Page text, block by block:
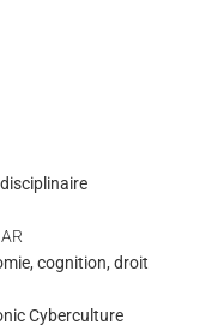
AR
cognition, droit
Cyberculture